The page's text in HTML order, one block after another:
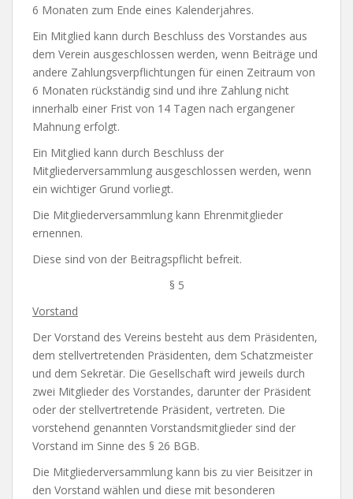
6 Monaten zum Ende eines Kalenderjahres.
Ein Mitglied kann durch Beschluss des Vorstandes aus
dem Verein ausgeschlossen werden, wenn Beiträge und
andere Zahlungsverpflichtungen für einen Zeitraum von
6 Monaten rückständig sind und ihre Zahlung nicht
innerhalb einer Frist von 14 Tagen nach ergangener
Mahnung erfolgt.
Ein Mitglied kann durch Beschluss der
Mitgliederversammlung ausgeschlossen werden, wenn
ein wichtiger Grund vorliegt.
Die Mitgliederversammlung kann Ehrenmitglieder
ernennen.
Diese sind von der Beitragspflicht befreit.
§ 5
Vorstand
Der Vorstand des Vereins besteht aus dem Präsidenten,
dem stellvertretenden Präsidenten, dem Schatzmeister
und dem Sekretär. Die Gesellschaft wird jeweils durch
zwei Mitglieder des Vorstandes, darunter der Präsident
oder der stellvertretende Präsident, vertreten. Die
vorstehend genannten Vorstandsmitglieder sind der
Vorstand im Sinne des § 26 BGB.
Die Mitgliederversammlung kann bis zu vier Beisitzer in
den Vorstand wählen und diese mit besonderen